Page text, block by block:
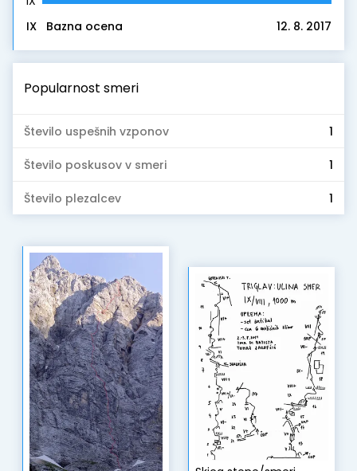
IX
Bazna ocena 12. 8. 2017
Popularnost smeri
Število uspešnih vzponov 1
Število poskusov v smeri 1
Število plezalcev 1